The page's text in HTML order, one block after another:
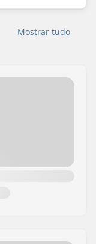
Mostrar tudo